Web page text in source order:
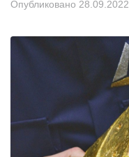
Опубликовано 28.09.2022